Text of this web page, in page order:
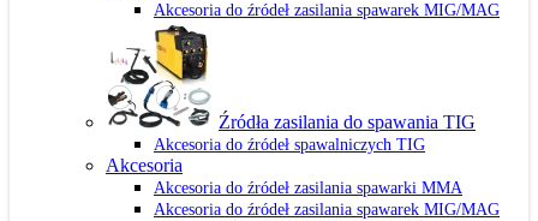
Akcesoria do źródeł zasilania spawarek MIG/MAG
Źródła zasilania do spawania TIG
Akcesoria do źródeł spawalniczych TIG
Akcesoria
Akcesoria do źródeł zasilania spawarki MMA
Akcesoria do źródeł zasilania spawarek MIG/MAG